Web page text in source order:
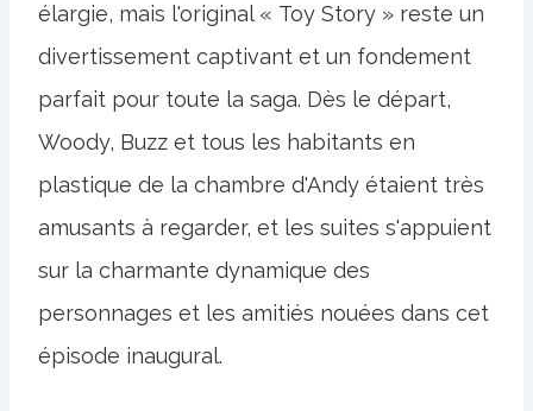
élargie, mais l'original « Toy Story » reste un
divertissement captivant et un fondement
parfait pour toute la saga. Dès le départ,
Woody, Buzz et tous les habitants en
plastique de la chambre d'Andy étaient très
amusants à regarder, et les suites s'appuient
sur la charmante dynamique des
personnages et les amitiés nouées dans cet
épisode inaugural.